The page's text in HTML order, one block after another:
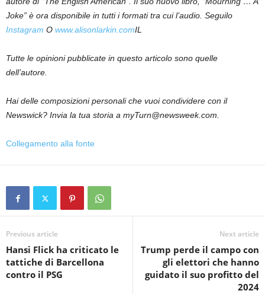
Joke” è ora disponibile in tutti i formati tra cui l’audio. Seguilo
Instagram O www.alisonlarkin.comIL
Tutte le opinioni pubblicate in questo articolo sono quelle
dell’autore.
Hai delle composizioni personali che vuoi condividere con il
Newswick? Invia la tua storia a myTurn@newsweek.com.
Collegamento alla fonte
Previous article
Hansi Flick ha criticato le
tattiche di Barcellona
contro il PSG
Next article
Trump perde il campo con
gli elettori che hanno
guidato il suo profitto del
2024